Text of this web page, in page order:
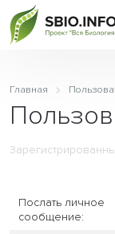
Главная
Послать личное
сообщение: